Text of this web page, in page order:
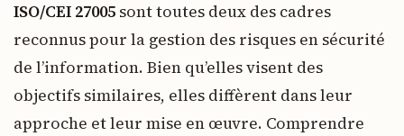
ISO/CEI 27005 sont toutes deux des cadres
reconnus pour la gestion des risques en sécurité
de l’information. Bien qu’elles visent des
objectifs similaires, elles diffèrent dans leur
approche et leur mise en œuvre. Comprendre